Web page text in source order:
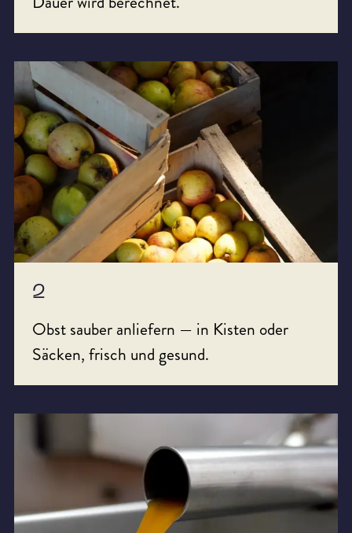
2
Obst sauber anliefern — in Kisten oder
Säcken, frisch und gesund.